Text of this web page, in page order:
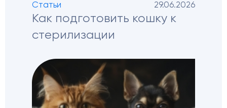
Статьи 29.06.2026
Как подготовить кошку к
стерилизации